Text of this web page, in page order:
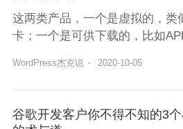
这两类产品，一个是虚拟的，类
卡；一个是可供下载的，比如
WordPress杰克说 · 2020-10-05
谷歌开发客户你不得不知的3